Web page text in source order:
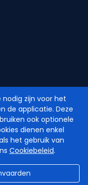
zijn voor het
de applicatie. Deze
ook optionele
dienen enkel
het gebruik van
Cookiebeleid.
2026